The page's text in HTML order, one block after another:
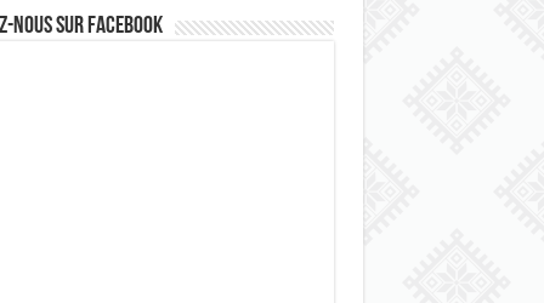
nous sur Facebook